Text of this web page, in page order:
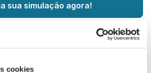
cookies
sua simulação agora!